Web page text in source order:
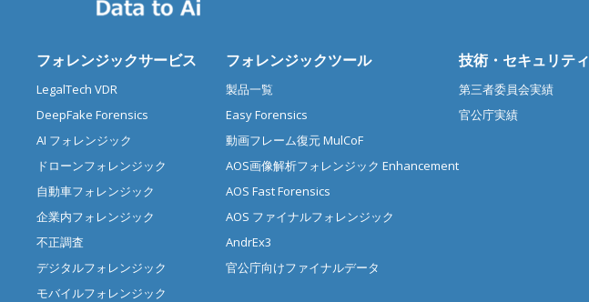
フォレンジックサービス
LegalTech VDR
DeepFake Forensics
AI フォレンジック
ドローンフォレンジック
自動車フォレンジック
企業内フォレンジック
不正調査
デジタルフォレンジック
モバイルフォレンジック
フォレンジックツール
製品一覧
Easy Forensics
動画フレーム復元 MulCoF
AOS画像解析フォレンジック Enhancement
AOS Fast Forensics
AOS ファイナルフォレンジック
AndrEx3
官公庁向けファイナルデータ
技術・セキュリティ
第三者委員会実績
官公庁実績